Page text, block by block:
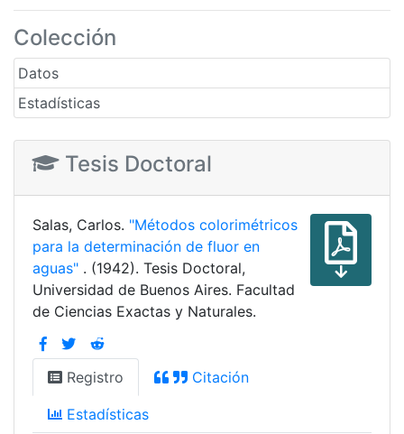
Colección
Datos
Estadísticas
Tesis Doctoral
Salas, Carlos. "Métodos colorimétricos
para la determinación de fluor en
aguas" . (1942). Tesis Doctoral,
Universidad de Buenos Aires. Facultad
de Ciencias Exactas y Naturales.
Registro Citación
Estadísticas